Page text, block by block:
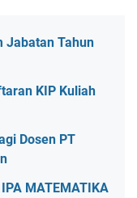
Jabatan Tahun
KIP Kuliah
Dosen PT
MATEMATIKA